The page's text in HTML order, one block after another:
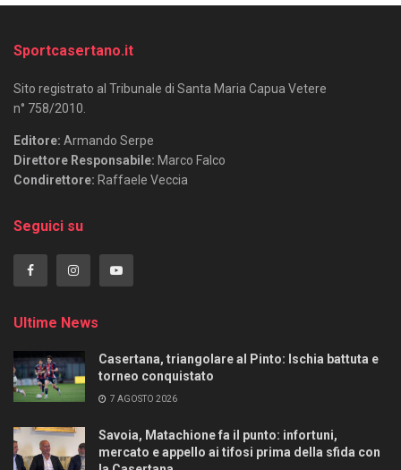
Sportcasertano.it
Sito registrato al Tribunale di Santa Maria Capua Vetere
n° 758/2010.
Editore: Armando Serpe
Direttore Responsabile: Marco Falco
Condirettore: Raffaele Veccia
Seguici su
Ultime News
Casertana, triangolare al Pinto: Ischia battuta e
torneo conquistato
7 AGOSTO 2026
Savoia, Matachione fa il punto: infortuni,
mercato e appello ai tifosi prima della sfida con